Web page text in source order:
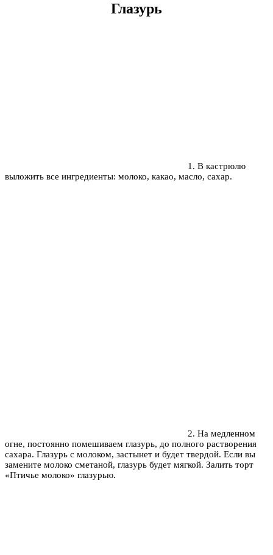
Глазурь
1. В кастрюлю
выложить все ингредиенты: молоко, какао, масло, сахар.
2. На медленном
огне, постоянно помешиваем глазурь, до полного растворения
сахара. Глазурь с молоком, застынет и будет твердой. Если вы
замените молоко сметаной, глазурь будет мягкой. Залить торт
«Птичье молоко» глазурью.